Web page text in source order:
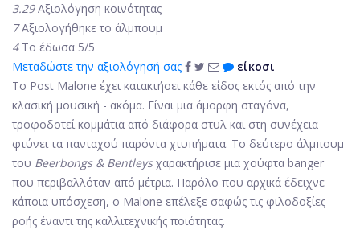
3.29 Αξιολόγηση κοινότητας
7 Αξιολογήθηκε το άλμπουμ
4 Το έδωσα 5/5
Μεταδώστε την αξιολόγησή σας
είκοσι
Το Post Malone έχει κατακτήσει κάθε είδος εκτός από την
κλασική μουσική - ακόμα. Είναι μια άμορφη σταγόνα,
τροφοδοτεί κομμάτια από διάφορα στυλ και στη συνέχεια
φτύνει τα πανταχού παρόντα χτυπήματα. Το δεύτερο άλμπουμ
του Beerbongs & Bentleysχαρακτήρισε μια χούφτα banger
που περιβαλλόταν από μέτρια. Παρόλο που αρχικά έδειχνε
κάποια υπόσχεση, ο Malone επέλεξε σαφώς τις φιλοδοξίες
ροής έναντι της καλλιτεχνικής ποιότητας.